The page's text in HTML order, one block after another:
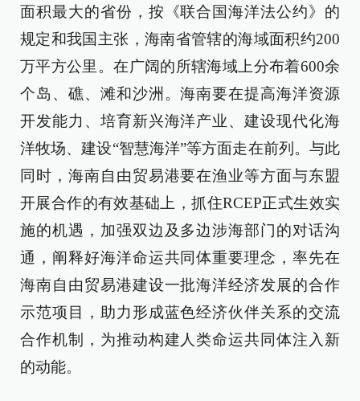
面积最大的省份，按《联合国海洋法公约》的
规定和我国主张，海南省管辖的海域面积约200
万平方公里。在广阔的所辖海域上分布着600余
个岛、礁、滩和沙洲。海南要在提高海洋资源
开发能力、培育新兴海洋产业、建设现代化海
洋牧场、建设“智慧海洋”等方面走在前列。与此
同时，海南自由贸易港要在渔业等方面与东盟
开展合作的有效基础上，抓住RCEP正式生效实
施的机遇，加强双边及多边涉海部门的对话沟
通，阐释好海洋命运共同体重要理念，率先在
海南自由贸易港建设一批海洋经济发展的合作
示范项目，助力形成蓝色经济伙伴关系的交流
合作机制，为推动构建人类命运共同体注入新
的动能。